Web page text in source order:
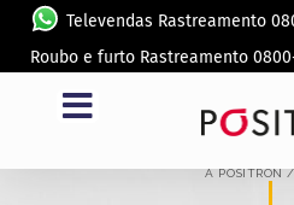
Televendas Rastreamento
Roubo e furto Rastreamento
BLOG
A PÓSITRON